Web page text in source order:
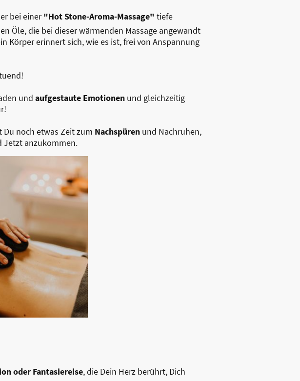
bei einer"Hot Stone-Aroma-Massage" tiefe
Öle, die bei dieser wärmenden Massage angewandt
Körper erinnert sich, wie es ist, frei von Anspannung
und aufgestaute Emotionen und gleichzeitig
noch etwas Zeit zum Nachspüren und Nachruhen,
Jetzt anzukommen.
oder Fantasiereise, die Dein Herz berührt, Dich